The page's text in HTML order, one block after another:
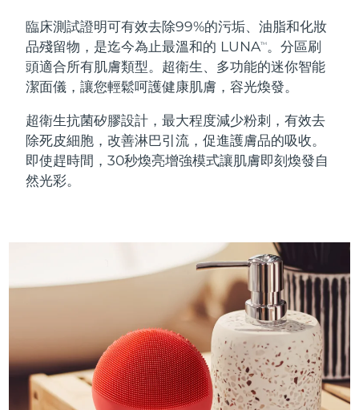
臨床測試證明可有效去除99%的污垢、油脂和化妝
品殘留物，是迄今為止最溫和的 LUNATM 。分區刷
頭適合所有肌膚類型。超衛生、多功能的迷你智能
潔面儀，讓您輕鬆呵護健康肌膚，容光煥發。
超衛生抗菌矽膠設計，最大程度減少粉刺，有效去
除死皮細胞，改善淋巴引流，促進護膚品的吸收。
即使趕時間，30秒煥亮增強模式讓肌膚即刻煥發自
然光彩。
LUNA™ 4 套裝
Anti-aging massage
LUNA™ 4 Plus
Massage, LED heating
LUNA™ 4 mini
For young skin, T-zone
LUNA™ 4 go
For travel or gym bag
BEAR™ 2 套裝
Microcurrent toning
BEAR™ 2 go
Microcurrent toning on-the-go
面部提拉護理
Premium anti-aging skincare
BEAR™ 設備
All premium facelift devices
補水保濕
UFO™ 3 套裝
Deep facial hydration
UFO™ 3 mini
Red light therapy device for young skin
UFO™ 3 go
Portable red light therapy
口腔護理
issa™ 4
Hybrid silicone sonic toothbrush
issa™ 4 smile
Hybrid silicone sonic toothbrush
issa™ 4 baby
For ages 0-3
FAQ™ 抗老護理
FAQ™ 101
Clinical anti-aging
FAQ™ 102
Advanced clinical anti-aging
FAQ™ 201
FAQ™ 202
LED mask
FAQ™ 301
LED hair strengthening scalp massager
肌膚年輕化
NEW
FAQ™ 501
Full-Spectrum Red Light Therapy
NEW
百慕達 預計送達日期8/16/26
波士尼亞與赫塞哥維納 預計送達日期
汶萊 預計送達日期8/15/26
保加利亞 預計送達日期8/10/26
加拿大
預計送達日期8/10/26
預計送達日期8/14/26
克羅埃西亞 預計送達日期8/10/26
賽普勒斯 預計送達日期8/11/26